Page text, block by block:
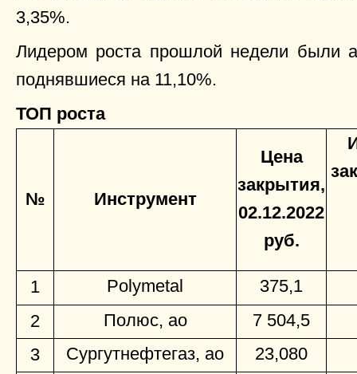
3,35%.
Лидером роста прошлой недели были
поднявшиеся на 11,10%.
ТОП роста
№ Инструмент
Цена
закрытия,
02.12.2022
руб.
1 Polymetal
375,1
2
Полюс, ао
7 504,5
3
Сургутнефтегаз, ао
23,080